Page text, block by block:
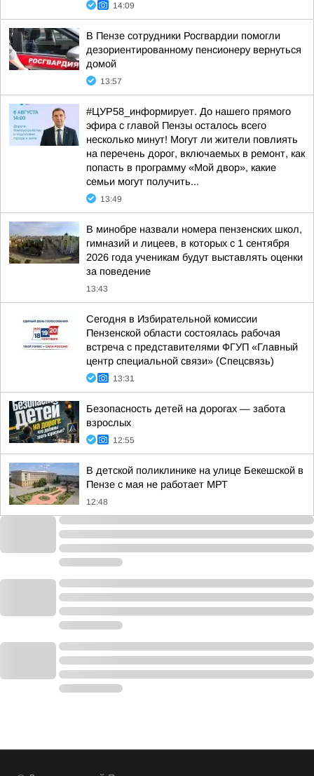
14:09
В Пензе сотрудники Росгвардии помогли
дезориентированному пенсионеру вернуться
домой
13:57
#ЦУР58_информирует. До нашего прямого
эфира с главой Пензы осталось всего
несколько минут! Могут ли жители повлиять
на перечень дорог, включаемых в ремонт, как
попасть в программу «Мой двор», какие
семьи могут получить...
13:49
В минобре назвали номера пензенских школ,
гимназий и лицеев, в которых с 1 сентября
2026 года ученикам будут выставлять оценки
за поведение
13:43
Сегодня в Избирательной комиссии
Пензенской области состоялась рабочая
встреча с представителями ФГУП «Главный
центр специальной связи» (Спецсвязь)
13:31
Безопасность детей на дорогах — забота
взрослых
12:55
В детской поликлинике на улице Бекешской в
Пензе с мая не работает МРТ
12:48